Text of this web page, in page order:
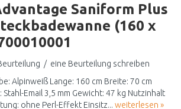
Saniform Plus
(160 x
/ eine Beurteilung schreiben
Alpinweiß Lange: 160 cm Breite: 70 cm
Stahl-Email 3,5 mm Gewicht: 47 kg Nutzinhalt
ohne Perl-Effekt Einsitz... weiterlesen »